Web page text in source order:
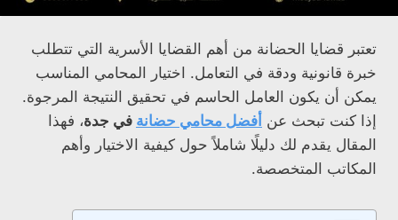
تعتبر قضايا الحضانة من أهم القضايا الأسرية التي تتطلب
خبرة قانونية ودقة في التعامل. اختيار المحامي المناسب
يمكن أن يكون العامل الحاسم في تحقيق النتيجة المرجوة.
إذا كنت تبحث عن أفضل محامي حضانة في جدة، فهذا
المقال يقدم لك دليلًا شاملاً حول كيفية الاختيار وأهم
المكاتب المتخصصة.